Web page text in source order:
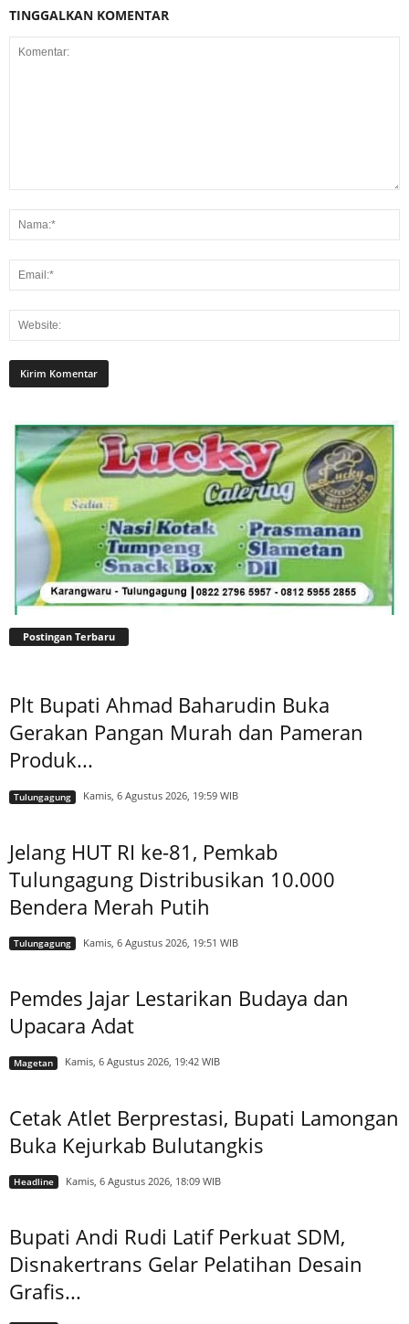
TINGGALKAN KOMENTAR
Postingan Terbaru
Plt Bupati Ahmad Baharudin Buka
Gerakan Pangan Murah dan Pameran
Produk...
Tulungagung Kamis, 6 Agustus 2026, 19:59 WIB
Jelang HUT RI ke-81, Pemkab
Tulungagung Distribusikan 10.000
Bendera Merah Putih
Tulungagung Kamis, 6 Agustus 2026, 19:51 WIB
Pemdes Jajar Lestarikan Budaya dan
Upacara Adat
Magetan Kamis, 6 Agustus 2026, 19:42 WIB
Cetak Atlet Berprestasi, Bupati Lamongan
Buka Kejurkab Bulutangkis
Headline Kamis, 6 Agustus 2026, 18:09 WIB
Bupati Andi Rudi Latif Perkuat SDM,
Disnakertrans Gelar Pelatihan Desain
Grafis...